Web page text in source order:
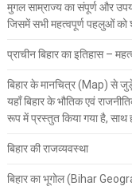
मुगल साम्राज्य का संपूर्ण और
जिसमें सभी महत्वपूर्ण पहलुओं को
प्राचीन बिहार का इतिहास –
बिहार के मानचित्र (Map) से
यहाँ बिहार के भौतिक एवं
रूप में प्रस्तुत किया गया है, साथ
बिहार की राजव्यवस्था
बिहार का भूगोल (Bihar